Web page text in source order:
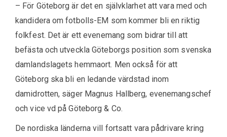
– För Göteborg är det en självklarhet att vara med och
kandidera om fotbolls-EM som kommer bli en riktig
folkfest. Det är ett evenemang som bidrar till att
befästa och utveckla Göteborgs position som svenska
damlandslagets hemmaort. Men också för att
Göteborg ska bli en ledande värdstad inom
damidrotten, säger Magnus Hallberg, evenemangschef
och vice vd på Göteborg & Co.
De nordiska länderna vill fortsatt vara pådrivare kring